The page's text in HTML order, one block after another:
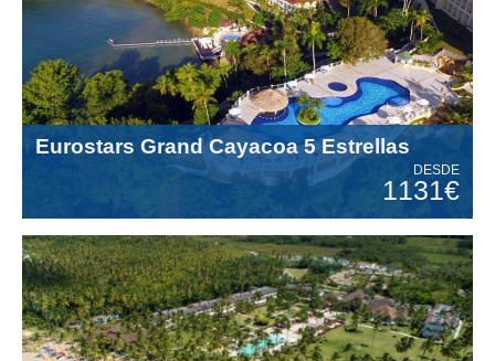
Eurostars Grand Cayacoa 5 Estrellas
DESDE
1131€